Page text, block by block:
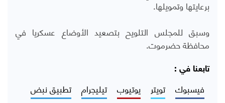
برعايتها وتمويلها.
وسبق للمجلس التلويح بتصعيد الأوضاع عسكريا في
محافظة حضرموت.
تابعنا في :
فيسبوك تويتر يوتيوب تيليجرام تطبيق نبض